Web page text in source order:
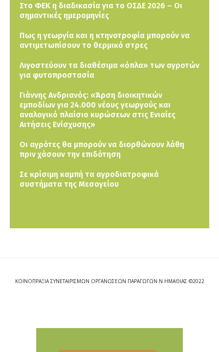
Στο ΦΕΚ η διαδικασία για το ΟΣΔΕ 2026 – Οι
σημαντικές ημερομηνίες
Πως η γεωργία και η κτηνοτροφία μπορούν να
αντιμετωπίσουν το θερμικό στρες
Λιγοστεύουν τα διαθέσιμα «όπλα» των αγροτών
για φυτοπροστασία
Γιάννης Ανδριανός: «Άρση διοικητικών
εμποδίων για 24.000 νέους γεωργούς και
αναλογικό πλαίσιο κυρώσεων στις Ενιαίες
Αιτήσεις Ενίσχυσης»
Οι αγρότες θα μπορούν να διορθώνουν λάθη
πριν χάσουν την επιδότηση
Σε κρίσιμη καμπή τα αγροδιατροφικά
συστήματα της Μεσογείου
ΚΟΙΝΟΠΡΑΞΙΑ ΣΥΝΕΤΑΙΡΙΣΜΩΝ ΟΡΓΑΝΩΣΕΩΝ ΠΑΡΑΓΩΓΩΝ Ν.ΗΜΑΘΙΑΣ ©2022